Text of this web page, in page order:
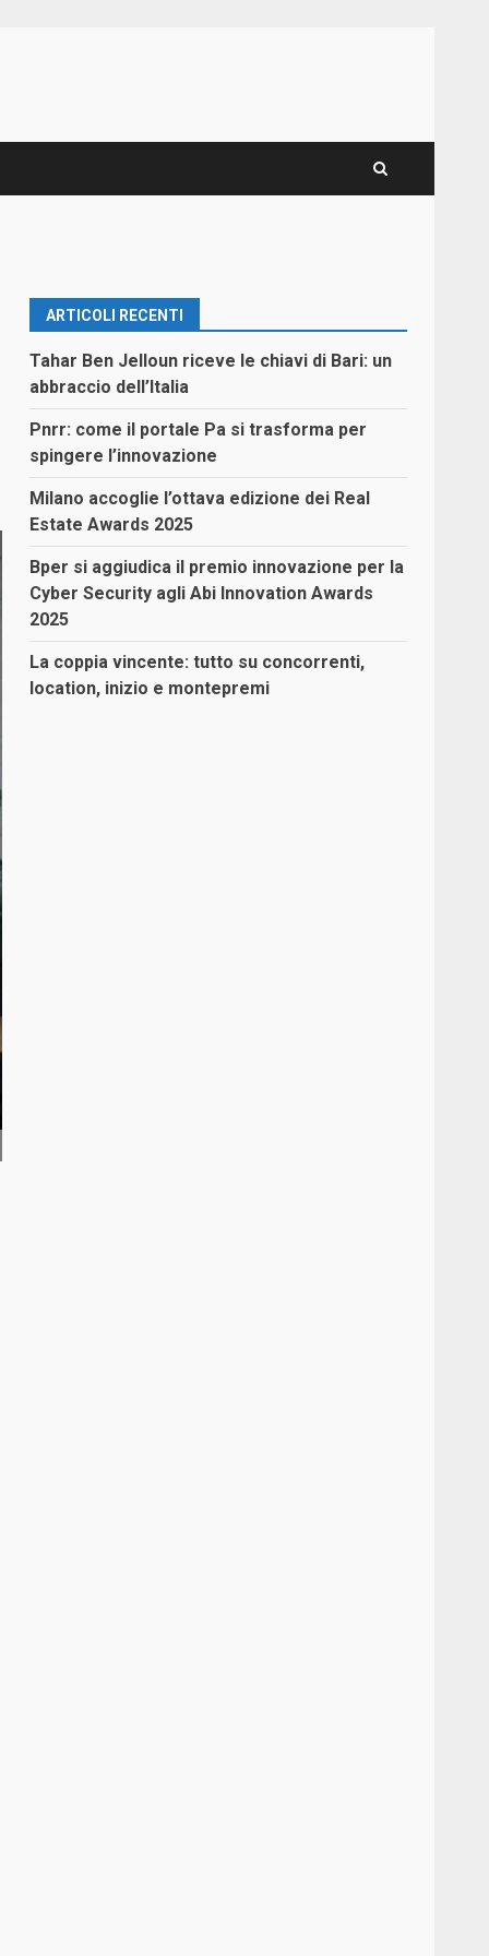
ARTICOLI RECENTI
Tahar Ben Jelloun riceve le chiavi di Bari: un
abbraccio dell’Italia
Pnrr: come il portale Pa si trasforma per
spingere l’innovazione
Milano accoglie l’ottava edizione dei Real
Estate Awards 2025
Bper si aggiudica il premio innovazione per la
Cyber Security agli Abi Innovation Awards
2025
La coppia vincente: tutto su concorrenti,
location, inizio e montepremi